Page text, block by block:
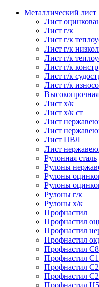
Металлический лист
Лист
Лист г/к
Лист г/к
Лист г/к
Лист г/к
Лист г/к
Лист г/к
Лист г/к
Высокопрочная
Лист х/к
Лист х/к ст
Лист
Лист
Лист ПВЛ
Лист
Рулонная сталь
Рулоны
Рулоны
Рулоны
Рулоны г/к
Рулоны х/к
Профнастил
Профнастил
Профнастил
Профнастил
Профнастил С8
Профнастил
Профнастил
Профнастил
Профнастил